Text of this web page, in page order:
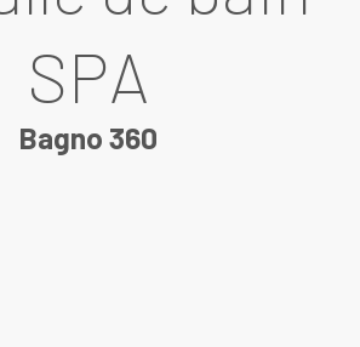
SPA
Bagno 360